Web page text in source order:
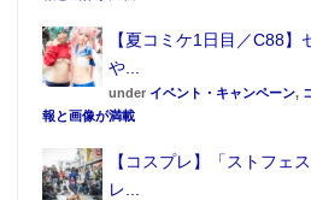
【夏コミケ1日目／C88
や...
under イベント・キャンペーン,
報と画像が満載
【コスプレ】「ストフェ
レ...